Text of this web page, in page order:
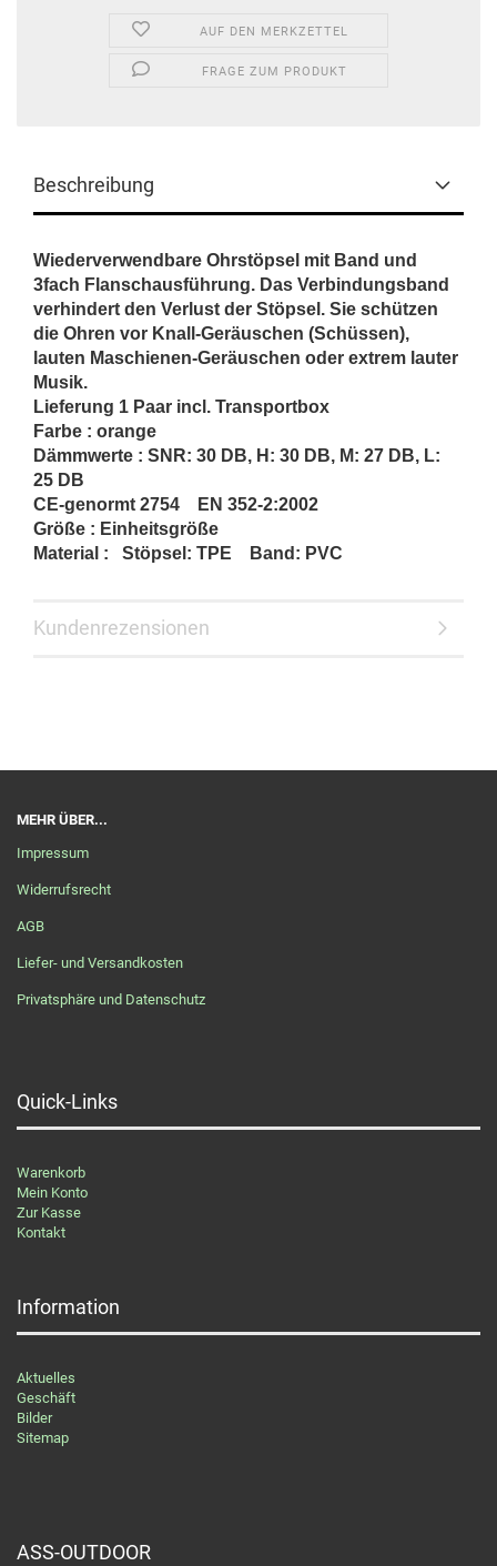
AUF DEN MERKZETTEL
FRAGE ZUM PRODUKT
Beschreibung
Wiederverwendbare Ohrstöpsel mit Band und
3fach Flanschausführung. Das Verbindungsband
verhindert den Verlust der Stöpsel. Sie schützen
die Ohren vor Knall-Geräuschen (Schüssen),
lauten Maschienen-Geräuschen oder extrem lauter
Musik.
Lieferung 1 Paar incl. Transportbox
Farbe : orange
Dämmwerte : SNR: 30 DB, H: 30 DB, M: 27 DB, L:
25 DB
CE-genormt 2754 EN 352-2:2002
Größe : Einheitsgröße
Material : Stöpsel: TPE Band: PVC
Kundenrezensionen
MEHR ÜBER...
Impressum
Widerrufsrecht
AGB
Liefer- und Versandkosten
Privatsphäre und Datenschutz
Quick-Links
Warenkorb
Mein Konto
Zur Kasse
Kontakt
Information
Aktuelles
Geschäft
Bilder
Sitemap
ASS-OUTDOOR